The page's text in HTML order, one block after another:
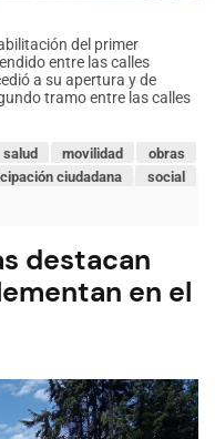
del primer
entre las calles
a su apertura y de
tramo entre las calles
obras
movilidad
salud
social
ciudadana
destacan
en el